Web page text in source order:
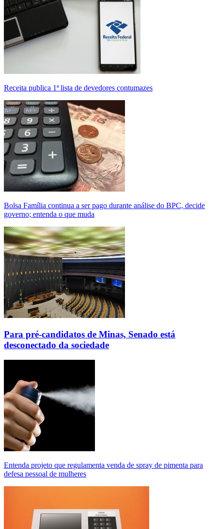
Receita publica 1ª lista de devedores contumazes
Bolsa Família continua a ser pago durante análise do BPC, decide
governo; entenda o que muda
Para pré-candidatos de Minas, Senado está
desconectado da sociedade
Entenda projeto que regulamenta venda de spray de pimenta para
defesa pessoal de mulheres